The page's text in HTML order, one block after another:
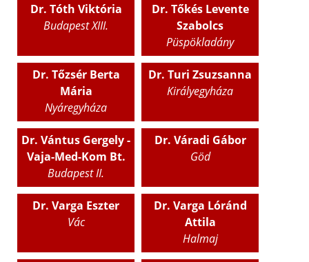
Dr. Tóth Viktória
Budapest XIII.
Dr. Tőkés Levente
Szabolcs
Püspökladány
Dr. Tőzsér Berta
Mária
Nyáregyháza
Dr. Turi Zsuzsanna
Királyegyháza
Dr. Vántus Gergely -
Vaja-Med-Kom Bt.
Budapest II.
Dr. Váradi Gábor
Göd
Dr. Varga Eszter
Vác
Dr. Varga Lóránd
Attila
Halmaj